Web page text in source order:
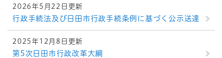
2026年5月22日更新
行政手続法及び日田市行政手続条例に基づく公示送達
2025年12月8日更新
第5次日田市行政改革大綱